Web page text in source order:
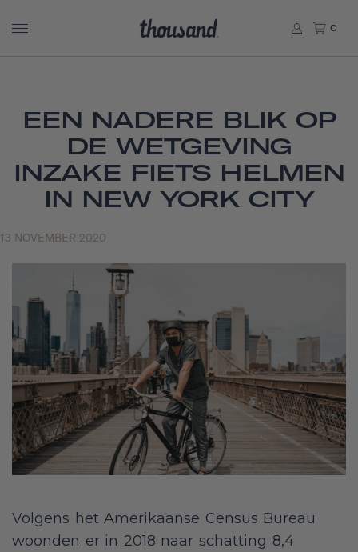
0
EEN NADERE BLIK OP
DE WETGEVING
INZAKE FIETS HELMEN
IN NEW YORK CITY
13 NOVEMBER 2020
Volgens het Amerikaanse Census Bureau
woonden er in 2018 naar schatting 8,4